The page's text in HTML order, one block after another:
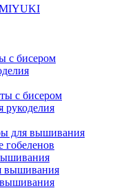
с бисером
с бисером
рукоделия
для вышивания
вышивания